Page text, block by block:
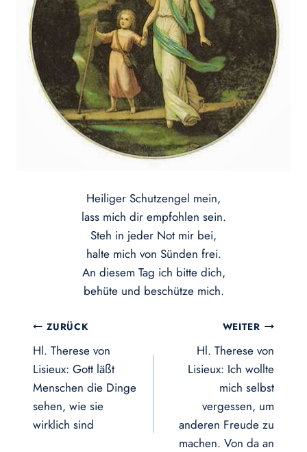
Heiliger Schutzengel mein,
lass mich dir empfohlen sein.
Steh in jeder Not mir bei,
halte mich von Sünden frei.
An diesem Tag ich bitte dich,
behüte und beschütze mich.
Beitragsnavigation
ZURÜCK
Hl. Therese von
Lisieux: Gott läßt
Menschen die Dinge
sehen, wie sie
wirklich sind
WEITER
Hl. Therese von
Lisieux: Ich wollte
mich selbst
vergessen, um
anderen Freude zu
machen. Von da an